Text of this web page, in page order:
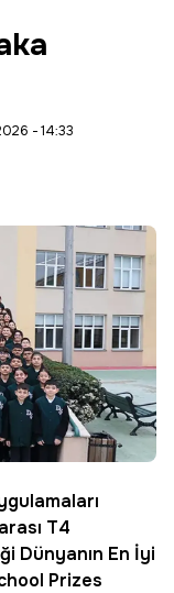
- 14:33
T4
Dünyanın En İyi
Prizes